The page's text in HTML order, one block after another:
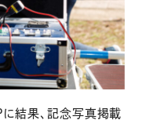
結果、記念写真掲載